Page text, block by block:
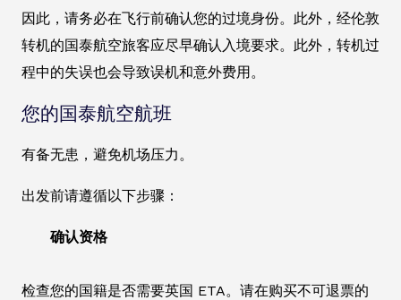
因此，请务必在飞行前确认您的过境身份。此外，经伦敦
转机的国泰航空旅客应尽早确认入境要求。此外，转机过
程中的失误也会导致误机和意外费用。
您的国泰航空航班
有备无患，避免机场压力。
出发前请遵循以下步骤：
确认资格
检查您的国籍是否需要英国 ETA。请在购买不可退票的